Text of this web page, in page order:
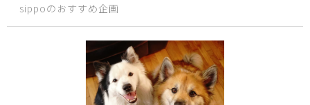
sippoのおすすめ企画